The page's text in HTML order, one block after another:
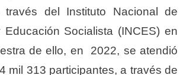
través del Instituto Nacional de
Educación Socialista (INCES) en
de ello, en 2022, se atendió
mil 313 participantes, a través de